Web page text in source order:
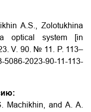
A.S., Zolotukhina
optical system [in
V. 90. № 11. P. 113–
2023-90-11-113-
Machikhin, and A. A.